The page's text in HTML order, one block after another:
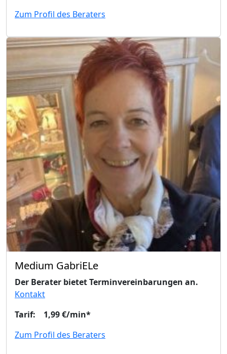
Zum Profil des Beraters
Medium GabriELe
Der Berater bietet Terminvereinbarungen an.
Kontakt
Tarif: 1,99 €/min*
Zum Profil des Beraters